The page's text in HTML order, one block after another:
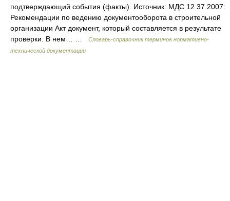
подтверждающий события (факты). Источник: МДС 12 37.2007:
Рекомендации по ведению документооборота в строительной
организации Акт документ, который составляется в результате
проверки. В нем… …
Словарь-справочник терминов нормативно-
технической документации